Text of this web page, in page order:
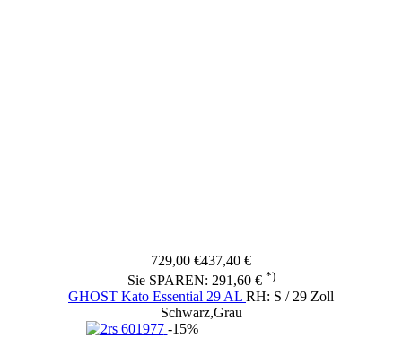
729,00 €437,40 €
Sie SPAREN: 291,60 € *)
GHOST Kato Essential 29 AL RH: S / 29 Zoll
Schwarz,Grau
-15%